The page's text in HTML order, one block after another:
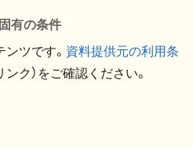
有の条件
ツです。 資料提供元の利用条
ンク）をご確認ください。